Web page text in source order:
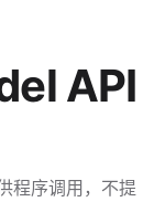
API
程序调用，不提